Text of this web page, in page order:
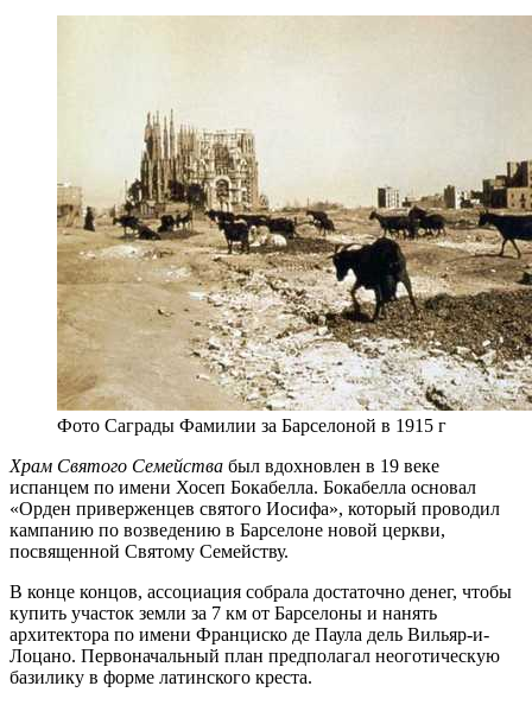
Фото Саграды Фамилии за Барселоной в 1915 г
Храм Святого Семейства был вдохновлен в 19 веке
испанцем по имени Хосеп Бокабелла. Бокабелла основал
«Орден приверженцев святого Иосифа», который проводил
кампанию по возведению в Барселоне новой церкви,
посвященной Святому Семейству.
В конце концов, ассоциация собрала достаточно денег, чтобы
купить участок земли за 7 км от Барселоны и нанять
архитектора по имени Франциско де Паула дель Вильяр-и-
Лоцано. Первоначальный план предполагал неоготическую
базилику в форме латинского креста.